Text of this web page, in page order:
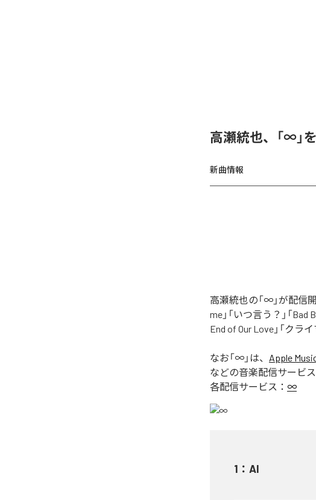
高瀬統也、「∞」
新曲情報
高瀬統也の「∞」が配信
me」「いつ言う？」「Bad
End of Our Love」「クラ
なお「∞ 」は、 Apple
などの音楽配信サービ
各配信サービス： ∞
1 ： AI